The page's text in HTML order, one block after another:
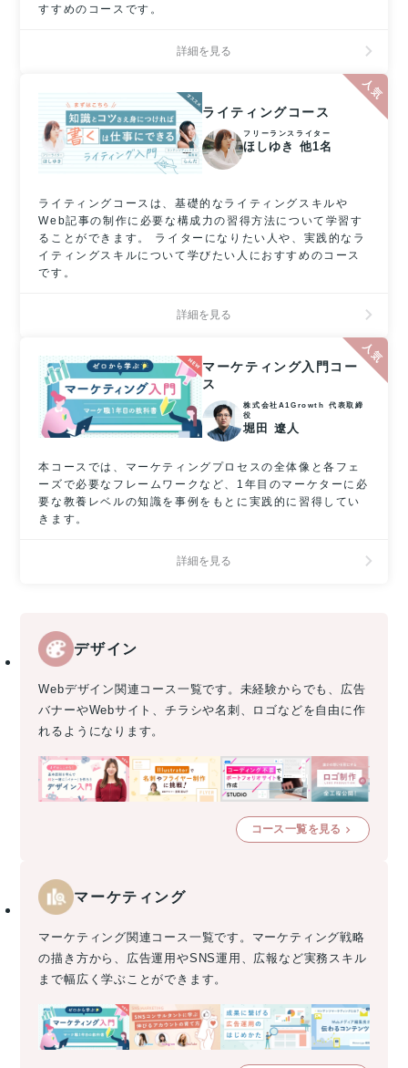
すすめのコースです。
詳細を見る
ライティングコース
フリーランスライター
ほしゆき 他1名
ライティングコースは、基礎的なライティングスキルや
Web記事の制作に必要な構成力の習得方法について学習す
ることができます。 ライターになりたい人や、実践的なラ
イティングスキルについて学びたい人におすすめのコース
です。
詳細を見る
マーケティング入門コー
ス
株式会社A1Growth 代表取締
役
堀田 遼人
本コースでは、マーケティングプロセスの全体像と各フェ
ーズで必要なフレームワークなど、1年目のマーケターに必
要な教養レベルの知識を事例をもとに実践的に習得してい
きます。
詳細を見る
デザイン
Webデザイン関連コース一覧です。未経験からでも、広告
バナーやWebサイト、チラシや名刺、ロゴなどを自由に作
れるようになります。
コース一覧を見る
マーケティング
マーケティング関連コース一覧です。マーケティング戦略
の描き方から、広告運用やSNS運用、広報など実務スキル
まで幅広く学ぶことができます。